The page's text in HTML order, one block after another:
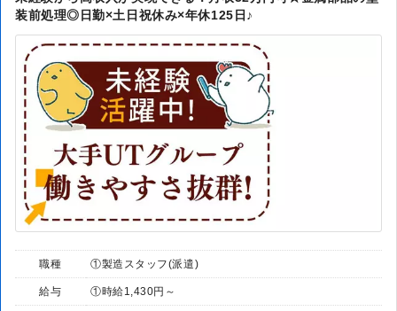
装前処理◎日勤×土日祝休み×年休125日♪
職種 ①製造スタッフ(派遣)
給与 ①時給1,430円～